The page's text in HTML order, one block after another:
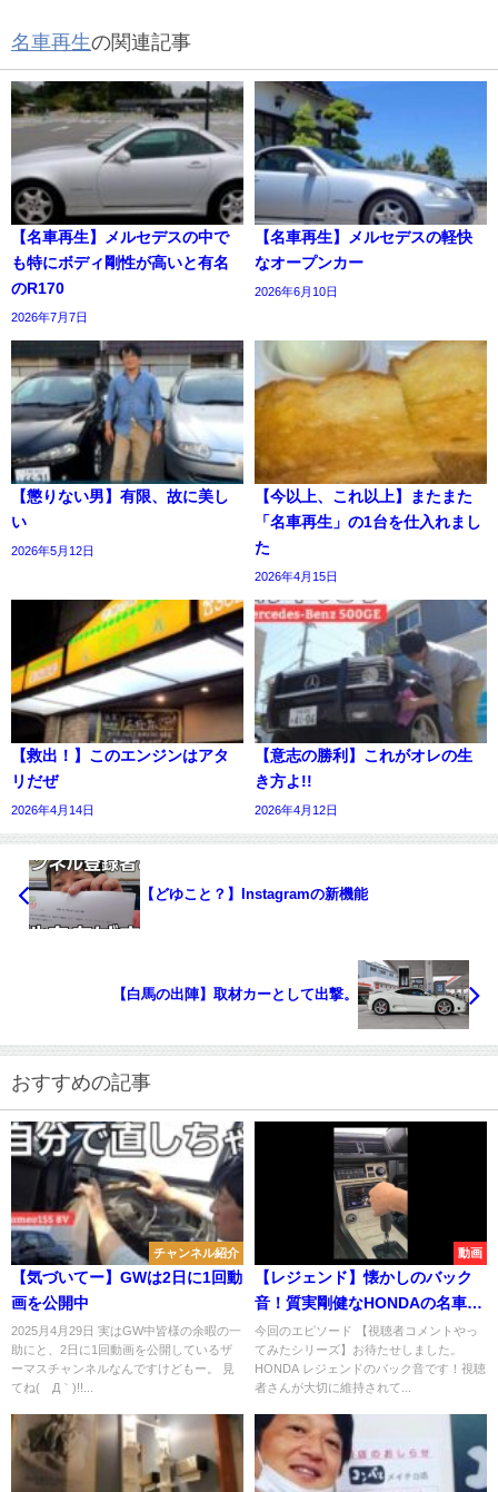
名車再生の関連記事
【名車再生】メルセデスの中で
も特にボディ剛性が高いと有名
のR170
2026年7月7日
【名車再生】メルセデスの軽快
なオープンカー
2026年6月10日
【懲りない男】有限、故に美し
い
2026年5月12日
【今以上、これ以上】またまた
「名車再生」の1台を仕入れまし
た
2026年4月15日
【救出！】このエンジンはアタ
リだぜ
2026年4月14日
【意志の勝利】これがオレの生
き方よ!!
2026年4月12日
【どゆこと？】Instagramの新機能
【白馬の出陣】取材カーとして出撃。
おすすめの記事
チャンネル紹介
【気づいてー】GWは2日に1回動
画を公開中
2025月4月29日 実はGW中皆様の余暇の一
助にと、2日に1回動画を公開しているザ
ーマスチャンネルなんですけどもー。 見
てね(´Д｀)!!...
動画
【レジェンド】懐かしのバック
音！質実剛健なHONDAの名車で
す！
今回のエピソード 【視聴者コメントやっ
てみたシリーズ】お待たせしました。
HONDA レジェンドのバック音です！視聴
者さんが大切に維持されて...